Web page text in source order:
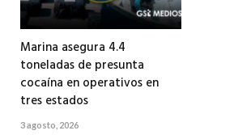
Marina asegura 4.4
toneladas de presunta
cocaína en operativos en
tres estados
3 agosto, 2026